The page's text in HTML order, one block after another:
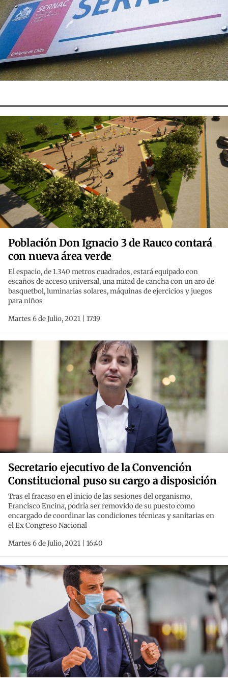
Población Don Ignacio 3 de Rauco contará
con nueva área verde
El espacio, de 1.340 metros cuadrados, estará equipado con
escaños de acceso universal, una mitad de cancha con un aro de
basquetbol, luminarias solares, máquinas de ejercicios y juegos
para niños
Martes 6 de Julio, 2021 | 17:19
Secretario ejecutivo de la Convención
Constitucional puso su cargo a disposición
Tras el fracaso en el inicio de las sesiones del organismo,
Francisco Encina, podría ser removido de su puesto como
encargado de coordinar las condiciones técnicas y sanitarias en
el Ex Congreso Nacional
Martes 6 de Julio, 2021 | 16:40